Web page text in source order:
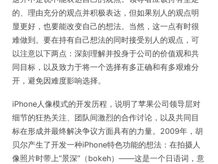
的、理由充分的观点并积极表达，但如果别人的观点明
显更好，也要能改变自己的想法。当然，这一点有时很
难做到。要在持有自己想法的同时接受别人的观点，可
以注意以下两点：深刻理解并投身于公司的价值观和共
同目标，以及致力于将一个选择有多正确和有多艰难分
开，避免因难度影响选择。
iPhone人像模式的开发历程，说明了苹果公司领导层对
细节的狂热关注、团队间激烈的合作讨论，以及共同目
标在形成并最终解决争议方面具有的力量。2009年，胡
贝尔产生了开发一种iPhone特色功能的想法：在拍摄人
像照片时带上“景深”（bokeh）——这是一个日语词，意